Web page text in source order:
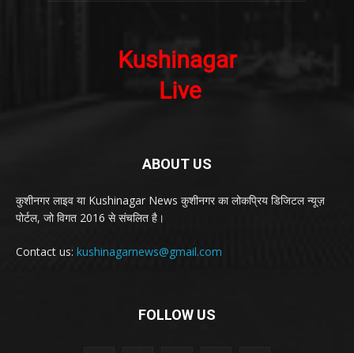
ABOUT US
कुशीनगर लाइव या Kushinagar News कुशीनगर का लोकप्रिय डिजिटल न्यूज़
पोर्टल, जो विगत 2016 से संचलित है।
Contact us: kushinagarnews@gmail.com
FOLLOW US